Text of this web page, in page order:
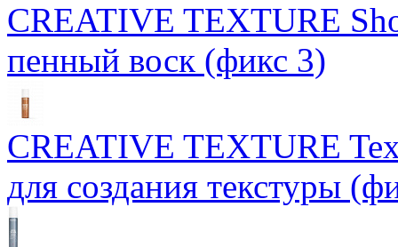
CREATIVE TEXTURE
пенный воск (фикс 3)
CREATIVE TEXTURE
для создания текстуры